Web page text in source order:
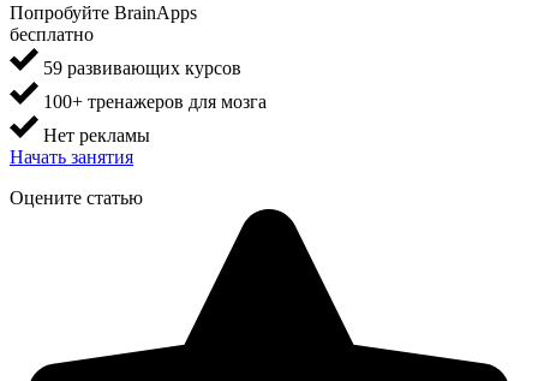
Попробуйте BrainApps
бесплатно
59 развивающих курсов
100+ тренажеров для мозга
Нет рекламы
Начать занятия
Оцените статью